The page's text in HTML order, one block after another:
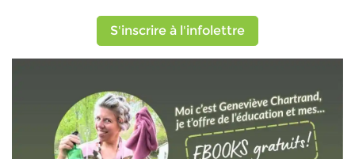
S'inscrire à l'infolettre